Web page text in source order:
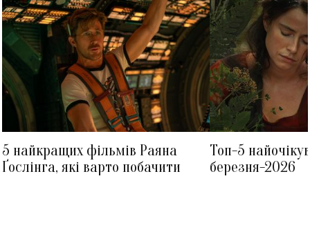
5 найкращих фільмів Раяна
Ґослінга, які варто побачити
Топ-5
березня-2026